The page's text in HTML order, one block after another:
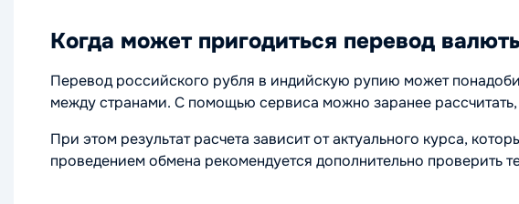
Когда может пригодиться перевод
Перевод российского рубля в индийскую рупию может
между странами. С помощью сервиса можно заранее
При этом результат расчета зависит от актуального курса,
проведением обмена рекомендуется дополнительно проверить